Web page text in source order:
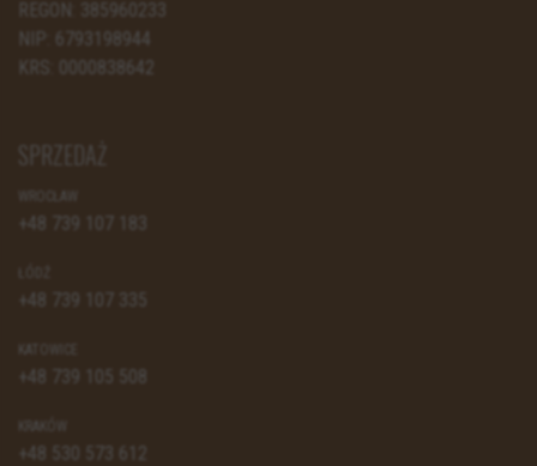
REGON: 385960233
NIP: 6793198944
KRS: 0000838642
SPRZEDAŻ
WROCŁAW
+48 739 107 183
+48 739 107 335
KATOWICE
+48 739 105 508
KRAKÓW
+48 530 573 612